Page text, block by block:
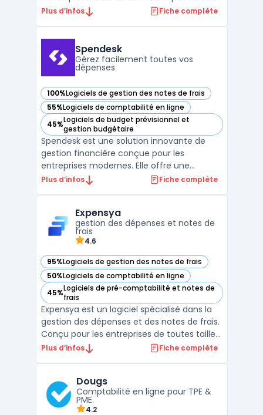
de remboursement des dépenses
photo leurs reçus et les envoyer
directement aux gestionnair ...
Plus d’infos Fiche complète
Spendesk
Gérez facilement toutes vos
dépenses
100%Logiciels de gestion des notes de frais
— voir Spendesk dans cette catégorie
55%Logiciels de comptabilité en ligne
— voir Spendesk dans cette catégorie
45%Logiciels de budget prévisionnel et
gestion budgétaire
— voir Spendesk dans cette catégorie
Spendesk est une solution innovante de
gestion financière conçue pour les
entreprises modernes. Elle offre une
gamme complète de fonctionnalités pour
gestion des cartes de paiement
d'entreprise, Spendesk simplifie le su ...
Plus d’infos Fiche complète
Expensya
gestion des dépenses et notes de
frais
4.6
95%Logiciels de gestion des notes de frais
— voir Expensya dans cette catégorie
50%Logiciels de comptabilité en ligne
— voir Expensya dans cette catégorie
45%Logiciels de pré-comptabilité et notes de
frais
— voir Expensya dans cette catégorie
Expensya est un logiciel spécialisé dans la
gestion des dépenses et des notes de frais.
Conçu pour les entreprises de toutes tailles,
ce logiciel simplifie et automatise la gestion
meilleure maîtrise des coûts. Expe ...
Plus d’infos Fiche complète
Dougs
Comptabilité en ligne pour TPE &
PME.
4.2